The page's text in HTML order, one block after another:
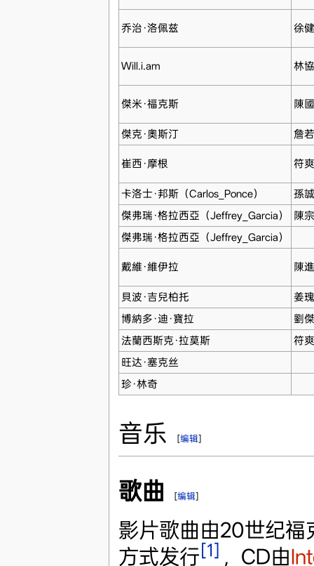
乔治·洛佩兹 徐
Will.i.am 林
傑米·福克斯 陳
傑克·奧斯汀 詹
崔西·摩根 符爽
卡洛士·邦斯（Carlos_Ponce）
孫誠
傑弗瑞·格拉西亞（Jeffrey_Garcia）
陳
傑弗瑞·格拉西亞（Jeffrey_Garcia）
戴維·維伊拉 陳
貝波·吉兒柏托
姜
博納多·迪·寶拉
劉傑
法蘭西斯克·拉莫斯
符爽
旺达·塞克丝
珍·林奇
音乐 [编辑]
歌曲 [编辑]
影片歌曲由20世纪福
方式发行 [1] ，CD由